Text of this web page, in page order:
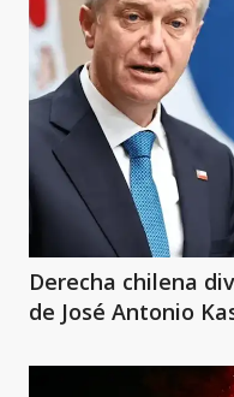
Derecha chilena
de José Antonio